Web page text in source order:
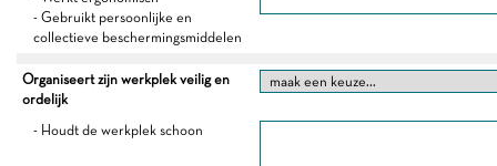
- Gebruikt persoonlijke en
collectieve beschermingsmiddelen
Organiseert zijn werkplek veilig en
ordelijk
- Houdt de werkplek schoon